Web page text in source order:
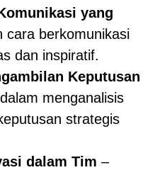
yang
berkomunikasi
dan inspiratif.
Keputusan
menganalisis
strategis
dalam Tim –